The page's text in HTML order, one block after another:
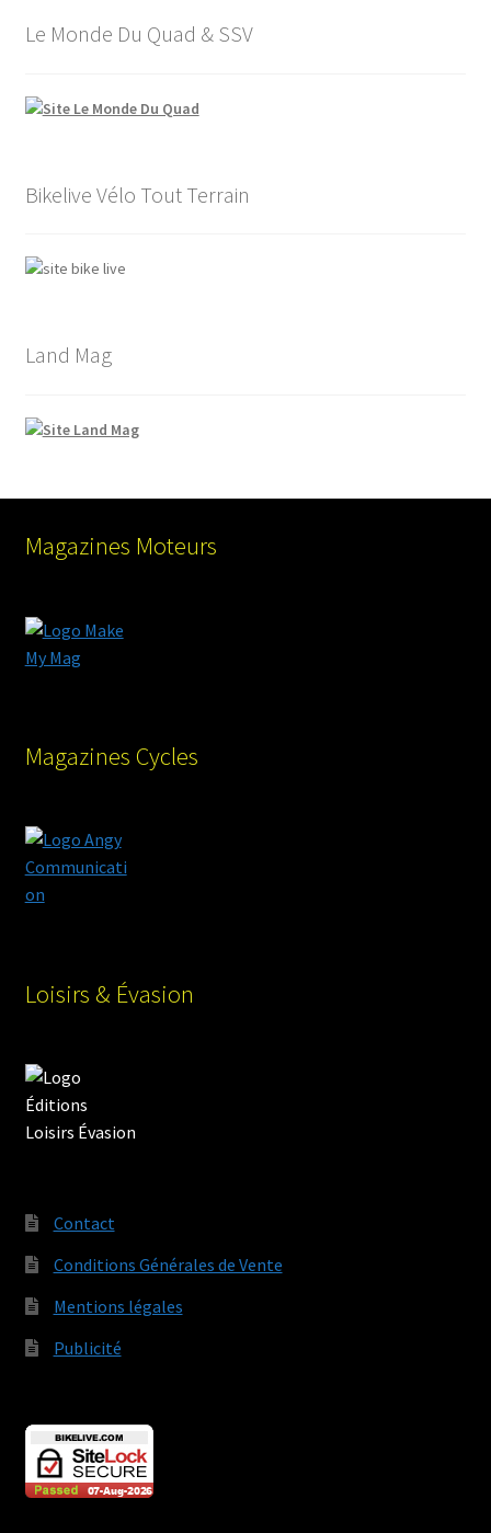
Le Monde Du Quad & SSV
Bikelive Vélo Tout Terrain
Land Mag
Magazines Moteurs
Magazines Cycles
Loisirs & Évasion
Contact
Conditions Générales de Vente
Mentions légales
Publicité